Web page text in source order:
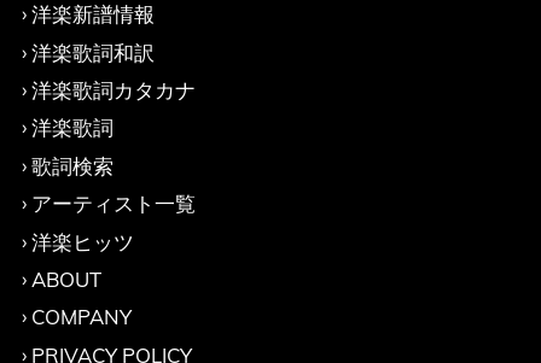
洋楽新譜情報
洋楽歌詞和訳
洋楽歌詞カタカナ
洋楽歌詞
歌詞検索
アーティスト一覧
洋楽ヒッツ
ABOUT
COMPANY
PRIVACY POLICY